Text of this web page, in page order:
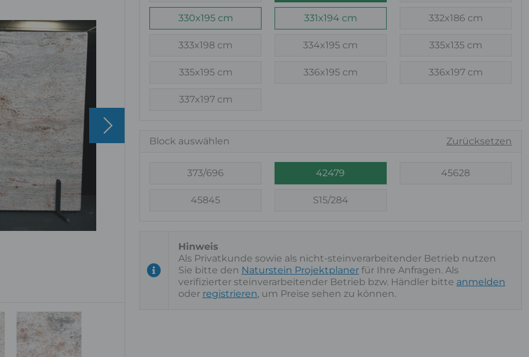
Oberflächepoliert
330x195 cm 331x194 cm 332x186 cm
333x198 cm 334x195 cm 335x135 cm
335x195 cm 336x195 cm 336x197 cm
337x197 cm
Block auswählen Zurücksetzen
373/696 42479 45628
45845 S15/284
Als Privatkunde sowie als nicht-steinverarbeitender Betrieb nutzen
Sie bitte den Naturstein Projektplaner für Ihre Anfragen. Als
verifizierter steinverarbeitender Betrieb bzw. Händler bitte anmelden
oder registrieren, um Preise sehen zu können.